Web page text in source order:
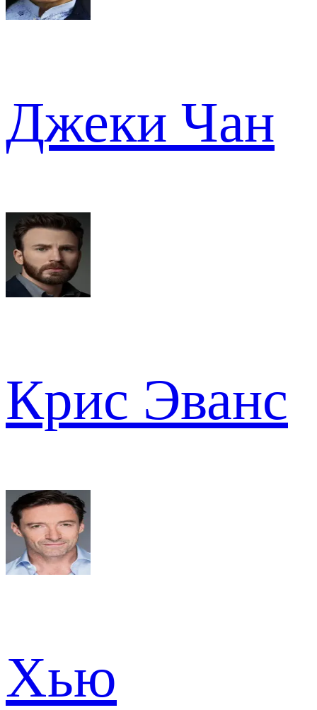
Джеки Чан
Крис Эванс
Хью